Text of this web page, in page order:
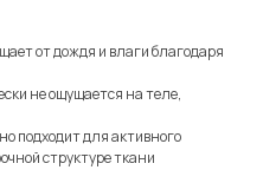
от дождя и влаги благодаря
не ощущается на теле,
подходит для активного
структуре ткани